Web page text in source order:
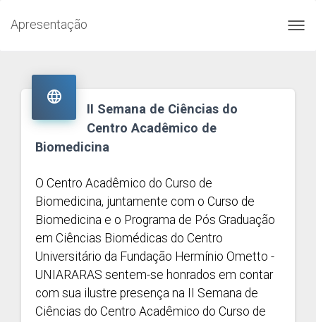
Apresentação

II Semana de Ciências do
Centro Acadêmico de
Biomedicina
O Centro Acadêmico do Curso de
Biomedicina, juntamente com o Curso de
Biomedicina e o Programa de Pós Graduação
em Ciências Biomédicas do Centro
Universitário da Fundação Hermínio Ometto -
UNIARARAS sentem-se honrados em contar
com sua ilustre presença na II Semana de
Ciências do Centro Acadêmico do Curso de